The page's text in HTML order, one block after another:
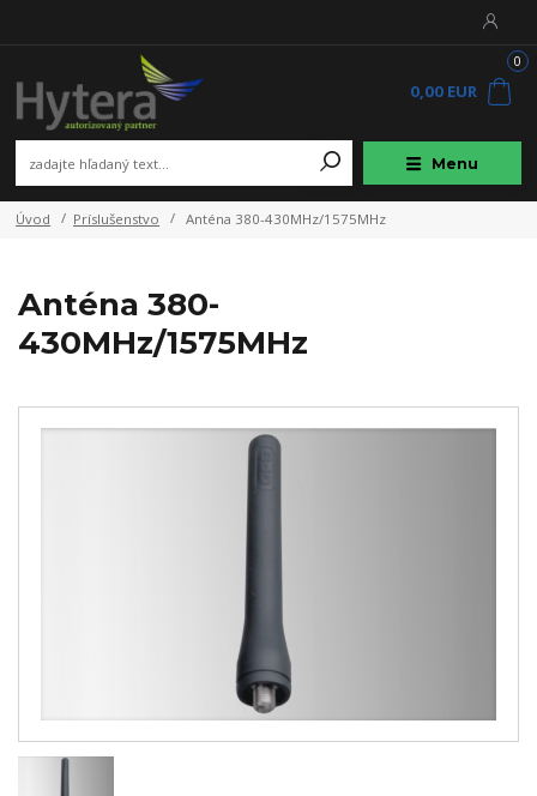
Menu
0
0,00 EUR
Úvod Príslušenstvo Anténa 380-430MHz/1575MHz
Anténa 380-
430MHz/1575MHz